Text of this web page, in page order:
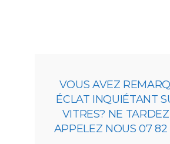
VOUS AVEZ
ÉCLAT INQUIÉTANT
VITRES? NE
APPELEZ NOUS 07 82